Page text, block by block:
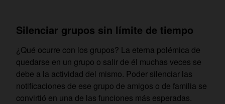
Silenciar grupos sin límite de tiempo
¿Qué ocurre con los grupos? La eterna polémica de
quedarse en un grupo o salir de él muchas veces se
debe a la actividad del mismo. Poder silenciar las
notificaciones de ese grupo de amigos o de familia se
convirtió en una de las funciones más esperadas.